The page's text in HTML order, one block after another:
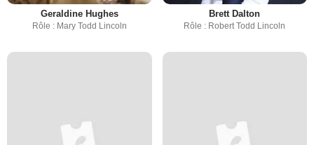
Geraldine Hughes
Rôle : Mary Todd Lincoln
Brett Dalton
Rôle : Robert Todd Lincoln